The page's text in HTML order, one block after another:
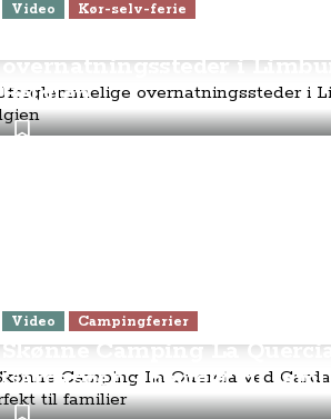
Video Kør-selv-ferie
overnatningssteder i
Belgien
Video Campingferier
Skønne Camping La
Gardasøen - perfekt til